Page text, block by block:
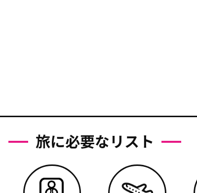
旅に必要なリスト